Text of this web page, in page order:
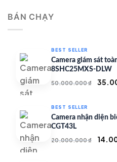
BÁN CHẠY
BEST SELLER
Camera giám sát
8SHC25MXS-DLW
50.000.000₫
Giá
BEST SELLER
Camera nhận diện
CGT43L
20.000.000₫
Giá